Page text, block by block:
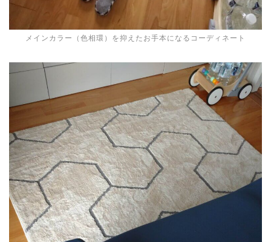
メインカラー（色相環）を抑えたお手本になるコーディネート